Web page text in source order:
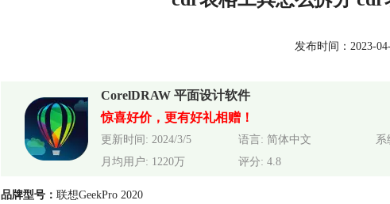
发布时间：2023-
CorelDRAW 平面设计软件
惊喜好价，更有好礼相赠！
更新时间: 2024/3/5 语言: 简体中文
系
月均用户: 1220万
评分: 4.8
品牌型号： 联想GeekPro 2020